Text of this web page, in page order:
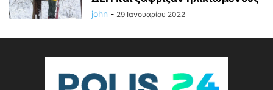
john - 29 Ιανουαρίου 2022